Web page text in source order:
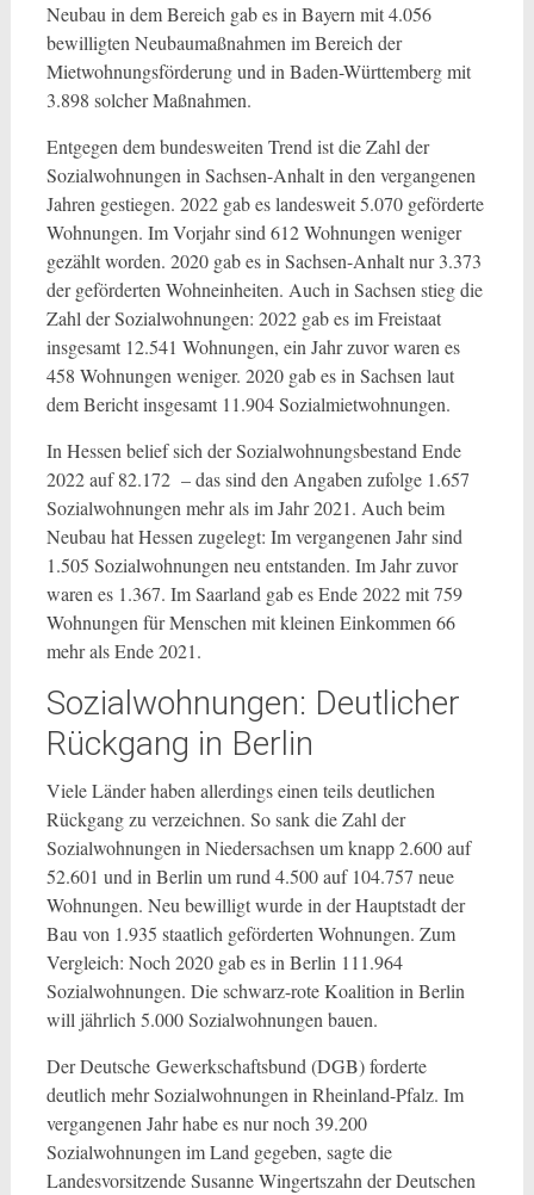
Neubau in dem Bereich gab es in Bayern mit 4.056
bewilligten Neubaumaßnahmen im Bereich der
Mietwohnungsförderung und in Baden-Württemberg mit
3.898 solcher Maßnahmen.
Entgegen dem bundesweiten Trend ist die Zahl der
Sozialwohnungen in Sachsen-Anhalt in den vergangenen
Jahren gestiegen. 2022 gab es landesweit 5.070 geförderte
Wohnungen. Im Vorjahr sind 612 Wohnungen weniger
gezählt worden. 2020 gab es in Sachsen-Anhalt nur 3.373
der geförderten Wohneinheiten. Auch in Sachsen stieg die
Zahl der Sozialwohnungen: 2022 gab es im Freistaat
insgesamt 12.541 Wohnungen, ein Jahr zuvor waren es
458 Wohnungen weniger. 2020 gab es in Sachsen laut
dem Bericht insgesamt 11.904 Sozialmietwohnungen.
In Hessen belief sich der Sozialwohnungsbestand Ende
2022 auf 82.172 – das sind den Angaben zufolge 1.657
Sozialwohnungen mehr als im Jahr 2021. Auch beim
Neubau hat Hessen zugelegt: Im vergangenen Jahr sind
1.505 Sozialwohnungen neu entstanden. Im Jahr zuvor
waren es 1.367. Im Saarland gab es Ende 2022 mit 759
Wohnungen für Menschen mit kleinen Einkommen 66
mehr als Ende 2021.
Sozialwohnungen: Deutlicher
Rückgang in Berlin
Viele Länder haben allerdings einen teils deutlichen
Rückgang zu verzeichnen. So sank die Zahl der
Sozialwohnungen in Niedersachsen um knapp 2.600 auf
52.601 und in Berlin um rund 4.500 auf 104.757 neue
Wohnungen. Neu bewilligt wurde in der Hauptstadt der
Bau von 1.935 staatlich geförderten Wohnungen. Zum
Vergleich: Noch 2020 gab es in Berlin 111.964
Sozialwohnungen. Die schwarz-rote Koalition in Berlin
will jährlich 5.000 Sozialwohnungen bauen.
Der Deutsche Gewerkschaftsbund (DGB) forderte
deutlich mehr Sozialwohnungen in Rheinland-Pfalz. Im
vergangenen Jahr habe es nur noch 39.200
Sozialwohnungen im Land gegeben, sagte die
Landesvorsitzende Susanne Wingertszahn der Deutschen